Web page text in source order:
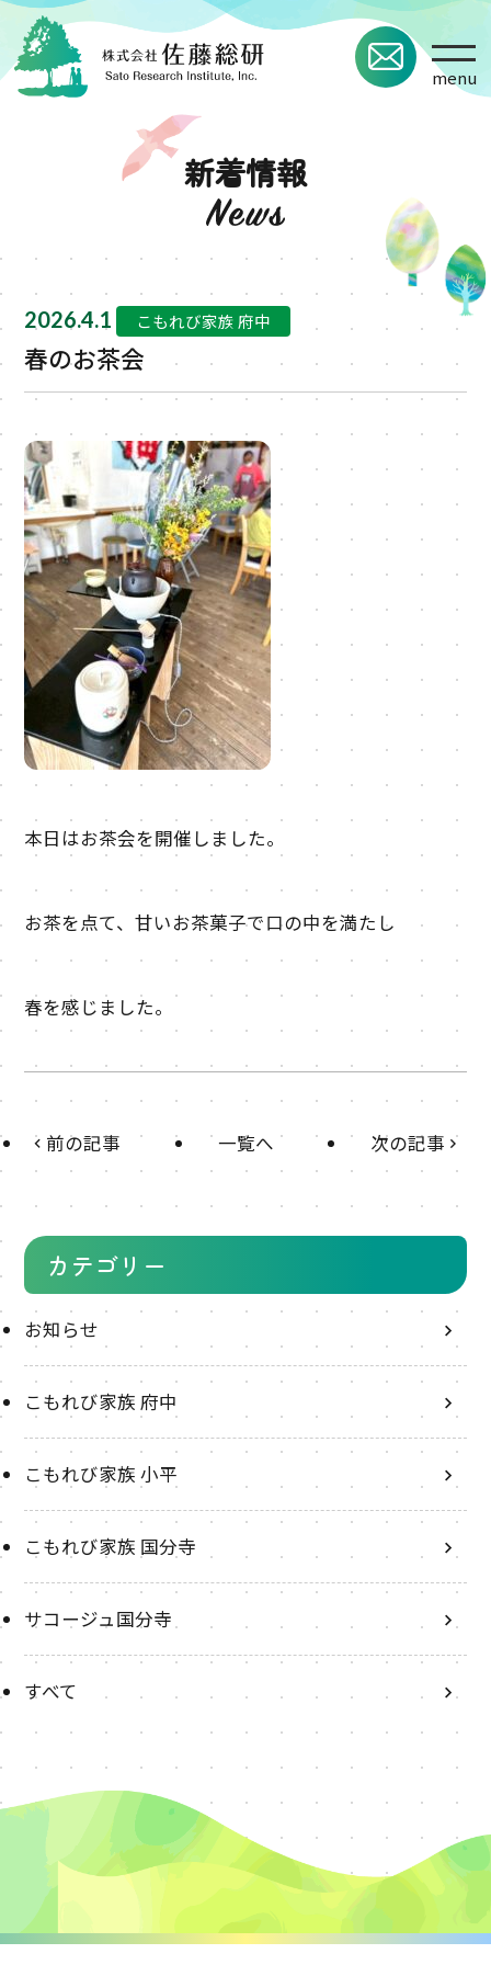
TOP
企業情報
事業・サービス
採用情報
お問い合わせ
お電話でのお問い合わせ
042-352-8827
menu
新着情報
2026.4.1 こもれび家族 府中
春のお茶会
本日はお茶会を開催しました。
お茶を点て、甘いお茶菓子で口の中を満たし
春を感じました。
前の記事 一覧へ 次の記事
カテゴリー
お知らせ
こもれび家族 府中
こもれび家族 小平
こもれび家族 国分寺
サコージュ国分寺
すべて